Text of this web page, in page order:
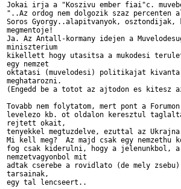
Jokai irja a "Koszivu ember fiai"c.
"..Az ordog nem dolgozik szaz percenten
Soros Gyorgy..alapitvanyok,
megmentoje!
Ja. Az Antall-kormany idejen a
miniszterium
kikellett hogy utasitsa a mukodesi
egy nemzet
oktatasi (muvelodesi) politikajat
meghatarozni.
(Engedd be a totot az ajtodon es kitesz
Tovabb nem folytatom, mert pont a
levelezo kb. ot oldalon keresztul taglalta
rejtett okait,
tenyekkel megtuzdelve, ezuttal az
Mi kell meg?  Az majd csak egy nemzethu
fog csak kiderulni, hogy a jelenunkbol, a
nemzetvagyonbol mit
adtak cserebe a rovidlato (de mely zsebu)
tarsainak,
egy tal lencseert..